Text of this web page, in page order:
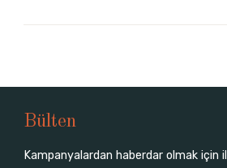
Bülten
Kampanyalardan haberdar olmak için